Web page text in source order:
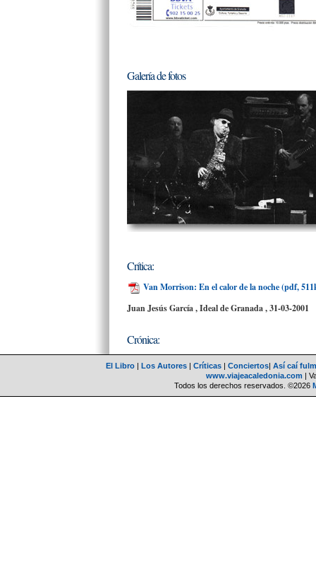
Galería de fotos
Crítica:
Van Morrison: En el calor de la noche (pdf,
Juan Jesús García , Ideal de Granada, 31-03-2001
Crónica:
El Libro | Los Autores | Críticas | Conciertos| Así caí
www.viajeacaledonia.com |
Todos los derechos reservados. ©2026